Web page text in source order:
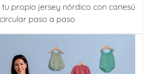
propio jersey nórdico con canesú
circular paso a paso